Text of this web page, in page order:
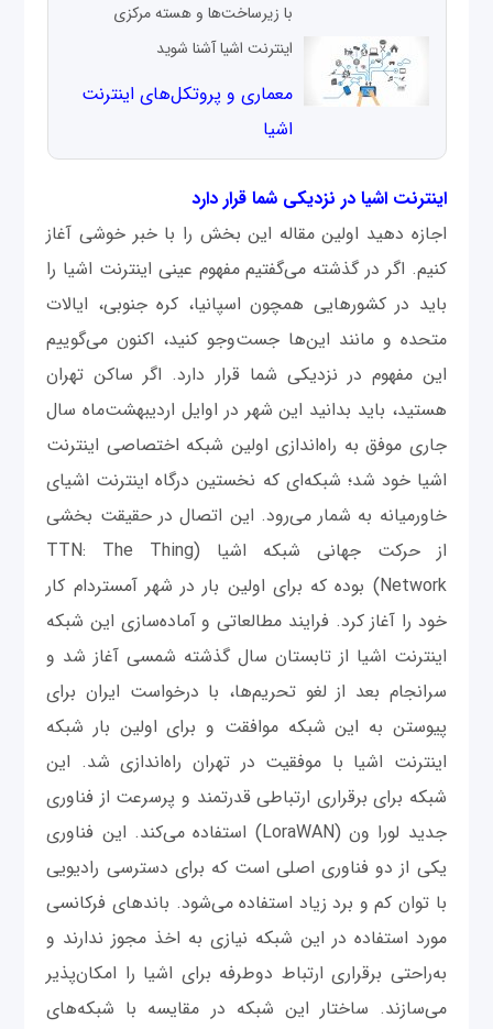
با زیرساخت‌ها و هسته مرکزی
اینترنت اشیا آشنا شوید
معماری و پروتکل‌های اینترنت
اشیا
اینترنت اشیا در نزدیکی شما قرار دارد
اجازه دهید اولین مقاله این بخش را با خبر خوشی آغاز
کنیم. اگر در گذشته می‌گفتیم مفهوم عینی اینترنت اشیا را
باید در کشورهایی همچون اسپانیا، کره جنوبی، ایالات
متحده و مانند این‌ها جست‌وجو کنید، اکنون می‌گوییم
این مفهوم در نزدیکی شما قرار دارد. اگر ساکن تهران
هستید، باید بدانید این شهر در اوایل اردیبهشت‌ماه سال
جاری موفق به راه‌اندازی اولین شبکه اختصاصی اینترنت
اشیا خود شد؛ شبکه‌ای که نخستین درگاه اینترنت اشیای
خاورمیانه به شمار می‌رود. این اتصال در حقیقت بخشی
از حرکت جهانی شبکه اشیا (TTN: The Thing
Network) بوده که برای اولین بار در شهر آمستردام کار
خود را آغاز کرد. فرایند مطالعاتی و آماده‌سازی این شبکه
اینترنت اشیا از تابستان سال گذشته شمسی آغاز شد و
سرانجام بعد از لغو تحریم‌ها، با درخواست ایران برای
پیوستن به این شبکه موافقت و برای اولین بار شبکه
اینترنت اشیا با موفقیت در تهران راه‌اندازی شد. این
شبکه برای برقراری ارتباطی قدرتمند و پرسرعت از فناوری
جدید لورا ون (LoraWAN) استفاده می‌کند. این فناوری
یکی از دو فناوری اصلی است که برای دسترسی رادیویی
با توان کم و برد زیاد استفاده می‌شود. باندهای فرکانسی
مورد استفاده در این شبکه نیازی به اخذ مجوز ندارند و
به‌راحتی برقراری ارتباط دوطرفه برای اشیا را امکان‌پذیر
می‌سازند. ساختار این شبکه در مقایسه با شبکه‌های